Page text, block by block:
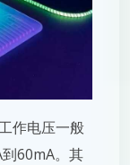
作电压一般
60mA。其